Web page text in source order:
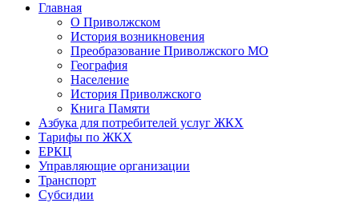
Главная
О Приволжском
История возникновения
Преобразование Приволжского МО
География
Население
История Приволжского
Книга Памяти
Азбука для потребителей услуг ЖКХ
Тарифы по ЖКХ
ЕРКЦ
Управляющие организации
Транспорт
Субсидии